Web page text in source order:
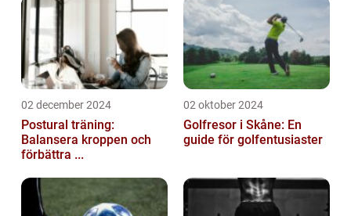
02 december 2024
Postural träning:
Balansera kroppen och
förbättra ...
02 oktober 2024
Golfresor i Skåne: En
guide för golfentusiaster